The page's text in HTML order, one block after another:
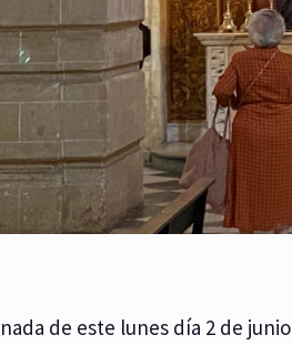
de este lunes día 2 de